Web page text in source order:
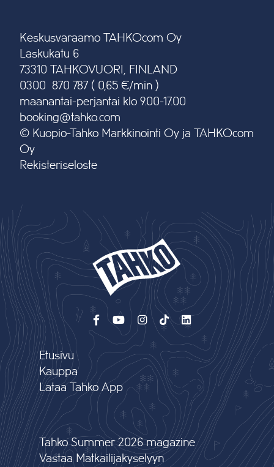
Keskusvaraamo TAHKOcom Oy
Laskukatu 6
73310 TAHKOVUORI, FINLAND
0300 870 787 ( 0,65 €/min )
maanantai-perjantai klo 9.00-17.00
booking@tahko.com
© Kuopio-Tahko Markkinointi Oy ja TAHKOcom
Oy
Rekisteriseloste
Etusivu
Kauppa
Lataa Tahko App
Tahko Summer 2026 magazine
Vastaa Matkailijakyselyyn